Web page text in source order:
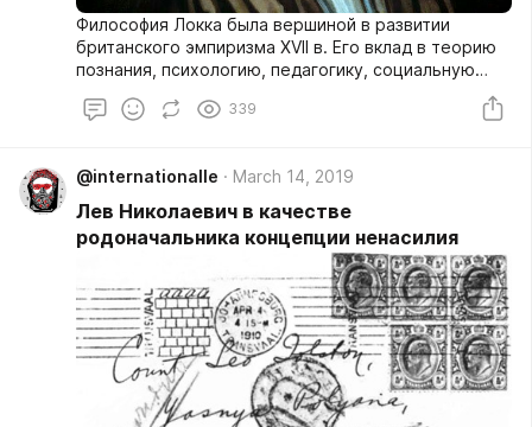
Философия Локка была вершиной в развитии
британского эмпиризма XVII в. Его вклад в теорию
познания, психологию, педагогику, социальную
принадлежащие ему идеи и открытия вдохновляли
339
@internationalle March 14, 2019
Лев Николаевич в качестве
родоначальника концепции ненасилия